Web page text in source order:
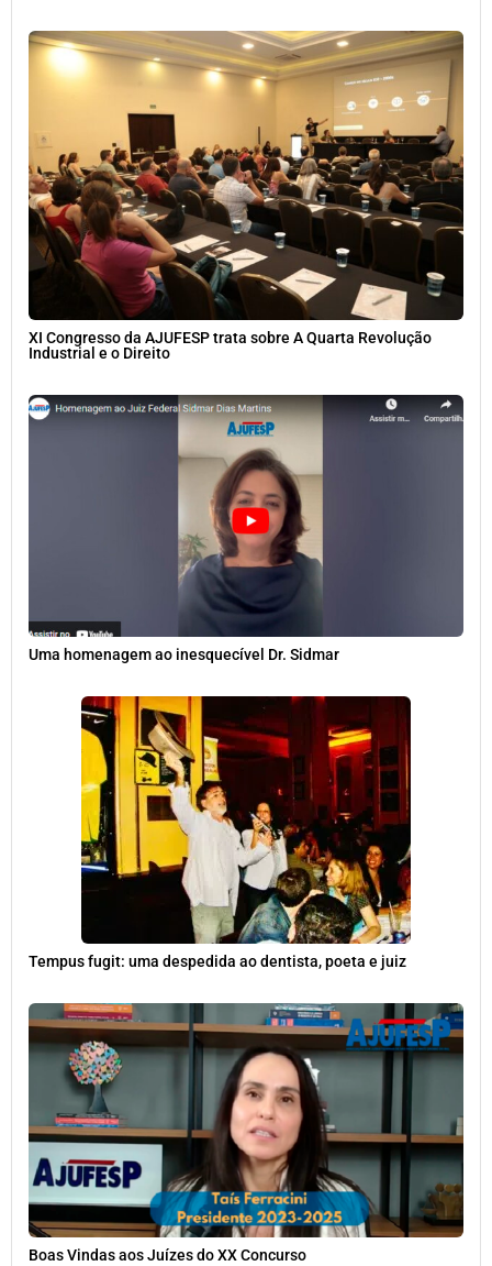
XI Congresso da AJUFESP trata sobre A Quarta Revolução
Industrial e o Direito
Uma homenagem ao inesquecível Dr. Sidmar
Tempus fugit: uma despedida ao dentista, poeta e juiz
Boas Vindas aos Juízes do XX Concurso